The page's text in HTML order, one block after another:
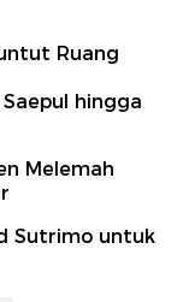
Ruang
hingga
Melemah
Sutrimo untuk